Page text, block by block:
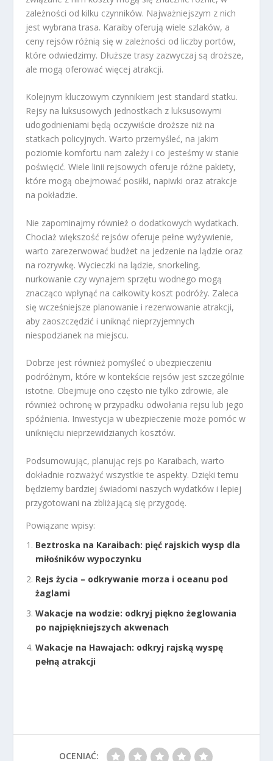
zależności od kilku czynników. Najważniejszym z nich
jest wybrana trasa. Karaiby oferują wiele szlaków, a
ceny rejsów różnią się w zależności od liczby portów,
które odwiedzimy. Dłuższe trasy zazwyczaj są droższe,
ale mogą oferować więcej atrakcji.
Kolejnym kluczowym czynnikiem jest standard statku.
Rejsy na luksusowych jednostkach z luksusowymi
udogodnieniami będą oczywiście droższe niż na
statkach policyjnych. Warto przemyśleć, na jakim
poziomie komfortu nam zależy i co jesteśmy w stanie
poświęcić. Wiele linii rejsowych oferuje różne pakiety,
które mogą obejmować posiłki, napiwki oraz atrakcje
na pokładzie.
Nie zapominajmy również o dodatkowych wydatkach.
Chociaż większość rejsów oferuje pełne wyżywienie,
warto zarezerwować budżet na jedzenie na lądzie oraz
na rozrywkę. Wycieczki na lądzie, snorkeling,
nurkowanie czy wynajem sprzętu wodnego mogą
znacząco wpłynąć na całkowity koszt podróży. Zaleca
się wcześniejsze planowanie i rezerwowanie atrakcji,
aby zaoszczędzić i uniknąć nieprzyjemnych
niespodzianek na miejscu.
Dobrze jest również pomyśleć o ubezpieczeniu
podróżnym, które w kontekście rejsów jest szczególnie
istotne. Obejmuje ono często nie tylko zdrowie, ale
również ochronę w przypadku odwołania rejsu lub jego
spóźnienia. Inwestycja w ubezpieczenie może pomóc w
uniknięciu nieprzewidzianych kosztów.
Podsumowując, planując rejs po Karaibach, warto
dokładnie rozważyć wszystkie te aspekty. Dzięki temu
będziemy bardziej świadomi naszych wydatków i lepiej
przygotowani na zbliżającą się przygodę.
Powiązane wpisy:
Beztroska na Karaibach: pięć rajskich wysp dla
miłośników wypoczynku
Rejs życia – odkrywanie morza i oceanu pod
żaglami
Wakacje na wodzie: odkryj piękno żeglowania
po najpiękniejszych akwenach
Wakacje na Hawajach: odkryj rajską wyspę
pełną atrakcji
OCENIAĆ: